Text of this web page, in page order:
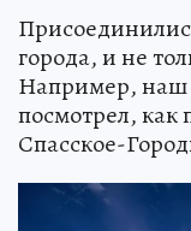
города, и не
Например, наш
посмотрел, как
Спасское-